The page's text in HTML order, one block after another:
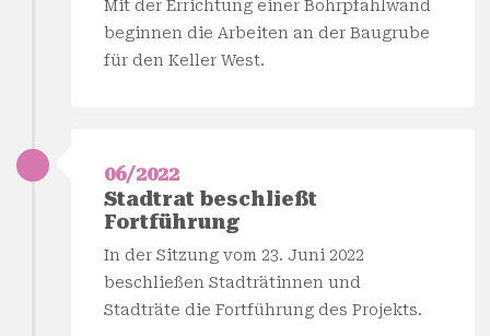
Mit der Errichtung einer Bohrpfahlwand
beginnen die Arbeiten an der Baugrube
für den Keller West.
06/2022
Stadtrat beschließt
Fortführung
In der Sitzung vom 23. Juni 2022
beschließen Stadträtinnen und
Stadträte die Fortführung des Projekts.